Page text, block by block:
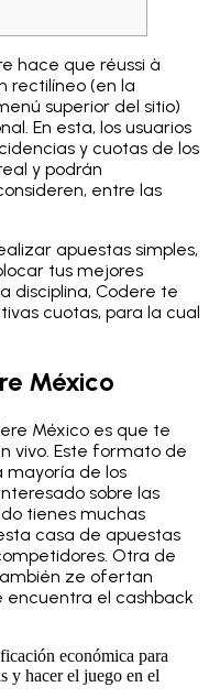
hace que réussi à
rectilíneo (en la
superior del sitio)
En esta, los usuarios
y cuotas de los
y podrán
entre las
apuestas simples,
tus mejores
disciplina, Codere te
cuotas, para la cual
México
México es que te
vivo. Este formato de
mayoría de los
sobre las
tienes muchas
casa de apuestas
Otra de
ze ofertan
el cashback
económica para
y hacer el juego en el